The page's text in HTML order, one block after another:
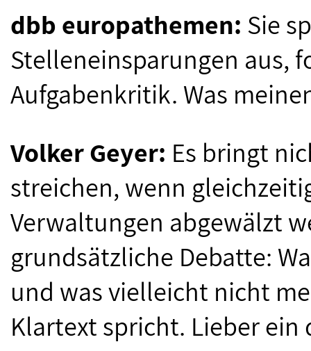
dbb europathemen: Sie
Stelleneinsparungen aus,
Aufgabenkritik. Was
Volker Geyer: Es bringt
streichen, wenn
Verwaltungen abgewälzt
grundsätzliche Debatte:
und was vielleicht nicht
Klartext spricht. Lieber ein